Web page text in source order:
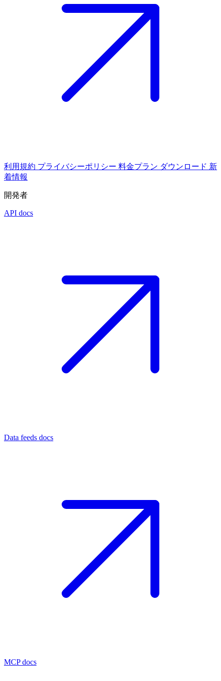
利用規約 プライバシーポリシー 料金プラン ダウンロード 新
着情報
開発者
API docs
Data feeds docs
MCP docs